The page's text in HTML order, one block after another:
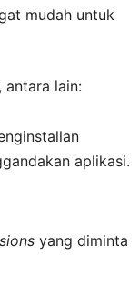
mudah untuk
antara lain:
aplikasi.
yang diminta